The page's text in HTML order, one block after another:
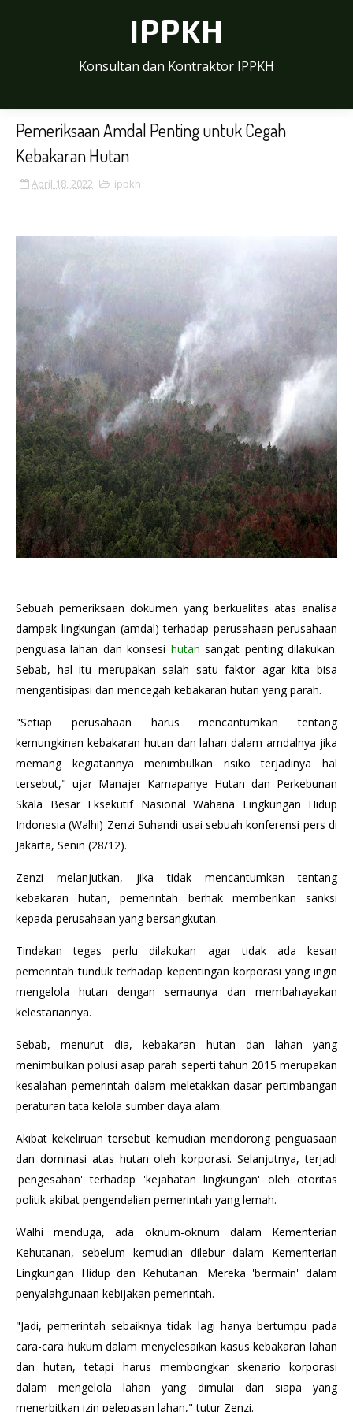
IPPKH
Konsultan dan Kontraktor IPPKH
Pemeriksaan Amdal Penting untuk Cegah
Kebakaran Hutan
April 18, 2022 ippkh
Sebuah pemeriksaan dokumen yang berkualitas atas analisa
dampak lingkungan (amdal) terhadap perusahaan-perusahaan
penguasa lahan dan konsesi hutan sangat penting dilakukan.
Sebab, hal itu merupakan salah satu faktor agar kita bisa
mengantisipasi dan mencegah kebakaran hutan yang parah.
"Setiap perusahaan harus mencantumkan tentang
kemungkinan kebakaran hutan dan lahan dalam amdalnya jika
memang kegiatannya menimbulkan risiko terjadinya hal
tersebut," ujar Manajer Kamapanye Hutan dan Perkebunan
Skala Besar Eksekutif Nasional Wahana Lingkungan Hidup
Indonesia (Walhi) Zenzi Suhandi usai sebuah konferensi pers di
Jakarta, Senin (28/12).
Zenzi melanjutkan, jika tidak mencantumkan tentang
kebakaran hutan, pemerintah berhak memberikan sanksi
kepada perusahaan yang bersangkutan.
Tindakan tegas perlu dilakukan agar tidak ada kesan
pemerintah tunduk terhadap kepentingan korporasi yang ingin
mengelola hutan dengan semaunya dan membahayakan
kelestariannya.
Sebab, menurut dia, kebakaran hutan dan lahan yang
menimbulkan polusi asap parah seperti tahun 2015 merupakan
kesalahan pemerintah dalam meletakkan dasar pertimbangan
peraturan tata kelola sumber daya alam.
Akibat kekeliruan tersebut kemudian mendorong penguasaan
dan dominasi atas hutan oleh korporasi. Selanjutnya, terjadi
'pengesahan' terhadap 'kejahatan lingkungan' oleh otoritas
politik akibat pengendalian pemerintah yang lemah.
Walhi menduga, ada oknum-oknum dalam Kementerian
Kehutanan, sebelum kemudian dilebur dalam Kementerian
Lingkungan Hidup dan Kehutanan. Mereka 'bermain' dalam
penyalahgunaan kebijakan pemerintah.
"Jadi, pemerintah sebaiknya tidak lagi hanya bertumpu pada
cara-cara hukum dalam menyelesaikan kasus kebakaran lahan
dan hutan, tetapi harus membongkar skenario korporasi
dalam mengelola lahan yang dimulai dari siapa yang
menerbitkan izin pelepasan lahan," tutur Zenzi.